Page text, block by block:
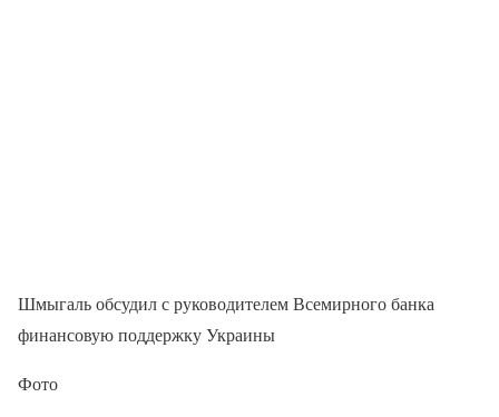
Шмыгаль обсудил с руководителем Всемирного банка
финансовую поддержку Украины
Фото